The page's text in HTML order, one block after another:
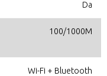
Da
100/1000M
Wi-Fi + Bluetooth